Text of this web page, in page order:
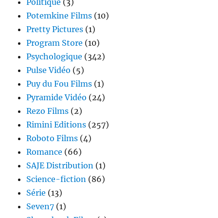
Politique (3)
Potemkine Films (10)
Pretty Pictures (1)
Program Store (10)
Psychologique (342)
Pulse Vidéo (5)
Puy du Fou Films (1)
Pyramide Vidéo (24)
Rezo Films (2)
Rimini Editions (257)
Roboto Films (4)
Romance (66)
SAJE Distribution (1)
Science-fiction (86)
Série (13)
Seven7 (1)